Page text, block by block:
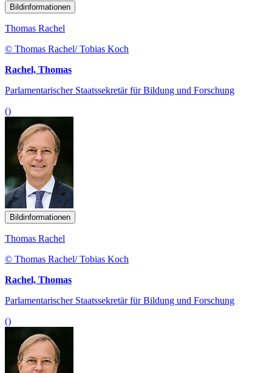
Bildinformationen
Thomas Rachel
© Thomas Rachel/ Tobias Koch
Rachel, Thomas
Parlamentarischer Staatssekretär für Bildung und Forschung
()
Bildinformationen
Thomas Rachel
© Thomas Rachel/ Tobias Koch
Rachel, Thomas
Parlamentarischer Staatssekretär für Bildung und Forschung
()